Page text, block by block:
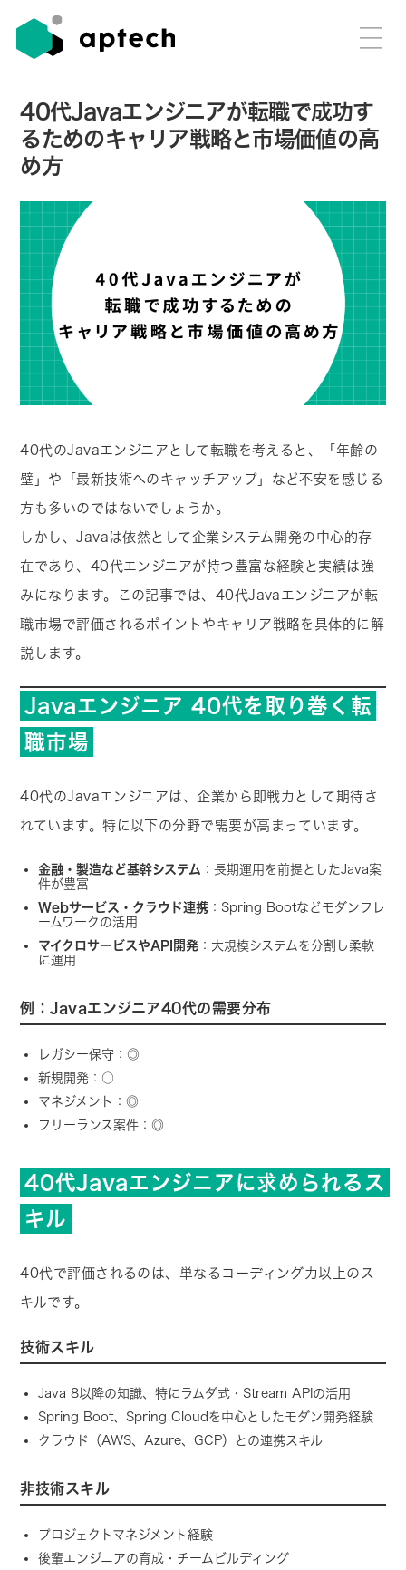
40代Javaエンジニアが転職で成功す
るためのキャリア戦略と市場価値の高
め方
40代のJavaエンジニアとして転職を考えると、「年齢の
壁」や「最新技術へのキャッチアップ」など不安を感じる
方も多いのではないでしょうか。
しかし、Javaは依然として企業システム開発の中心的存
在であり、40代エンジニアが持つ豊富な経験と実績は強
みになります。この記事では、40代Javaエンジニアが転
職市場で評価されるポイントやキャリア戦略を具体的に解
説します。
Javaエンジニア 40代を取り巻く転
職市場
40代のJavaエンジニアは、企業から即戦力として期待さ
れています。特に以下の分野で需要が高まっています。
金融・製造など基幹システム ：長期運用を前提としたJava案
件が豊富
Webサービス・クラウド連携 ：Spring Bootなどモダンフレ
ームワークの活用
マイクロサービスやAPI開発 ：大規模システムを分割し柔軟
に運用
例：Javaエンジニア40代の需要分布
レガシー保守：◎
新規開発：○
マネジメント：◎
フリーランス案件：◎
40代Javaエンジニアに求められるス
キル
40代で評価されるのは、単なるコーディング力以上のス
キルです。
技術スキル
Java 8以降の知識、特にラムダ式・Stream APIの活用
Spring Boot、Spring Cloudを中心としたモダン開発経験
クラウド（AWS、Azure、GCP）との連携スキル
非技術スキル
プロジェクトマネジメント経験
後輩エンジニアの育成・チームビルディング